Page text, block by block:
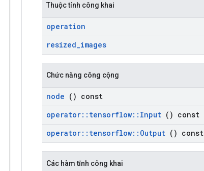
Thuộc tính công khai
operation
resized_images
Chức năng công cộng
node () const
operator:: tensorflow:: Input () const
operator:: tensorflow:: Output () const
Các hàm tĩnh công khai